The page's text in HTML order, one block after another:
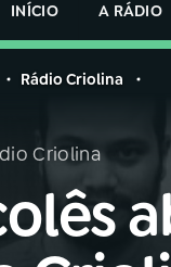
INÍCIO
A RÁDIO
AO VIVO
Rádio Criolina
Criolina